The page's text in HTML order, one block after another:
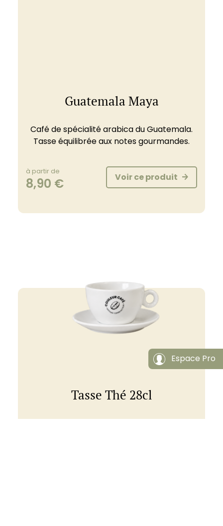
Guatemala Maya
Café de spécialité arabica du Guatemala.
Tasse équilibrée aux notes gourmandes.
à partir de
8,90 € Voir ce produit
Tasse Thé 28cl
Espace Pro